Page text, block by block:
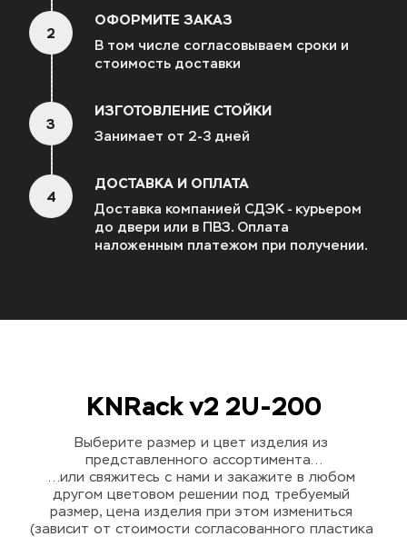
2
ОФОРМИТЕ ЗАКАЗ
В том числе согласовываем сроки и
стоимость доставки
3
ИЗГОТОВЛЕНИЕ СТОЙКИ
Занимает от 2-3 дней
4
ДОСТАВКА И ОПЛАТА
Доставка компанией СДЭК - курьером
до двери или в ПВЗ. Оплата
наложенным платежом при получении.
KNRack v2 2U-200
Выберите размер и цвет изделия из
представленного ассортимента...
...или свяжитесь с нами и закажите в любом
другом цветовом решении под требуемый
размер, цена изделия при этом измениться
(зависит от стоимости согласованного пластика